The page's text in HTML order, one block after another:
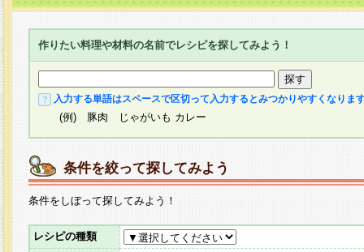
作りたい料理や材料の名前でレシピを探してみよう！
入力する単語はスペースで区切って入力するとみつかりやすくなりま
(例) 豚肉 じゃがいも カレー
条件を絞って探してみよう
条件をしぼって探してみよう！
レシピの種類